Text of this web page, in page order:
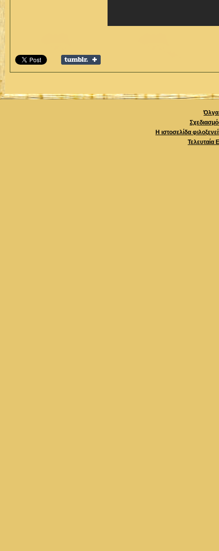
Όλγα
Η ιστοσελίδα
Τελευταία